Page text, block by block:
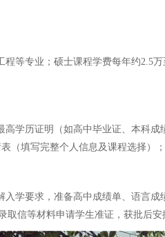
等专业；硕士课程学费每年约2.5
学历证明（如高中毕业证、本科
（填写完整个人信息及课程选择）
学要求，准备高中成绩单、语言
信等材料申请学生准证，获批后安